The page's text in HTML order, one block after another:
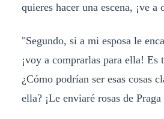
quieres hacer una escena, ¡ve a
"Segundo, si a mi esposa le
¡voy a comprarlas para ella! Es
¿Cómo podrían ser esas cosas
ella? ¡Le enviaré rosas de